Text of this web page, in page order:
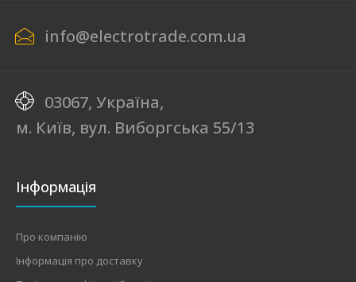
info@electrotrade.com.ua
03067, Україна,
м. Київ, вул. Виборгська 55/13
Інформація
Про компанію
Інформація про доставку